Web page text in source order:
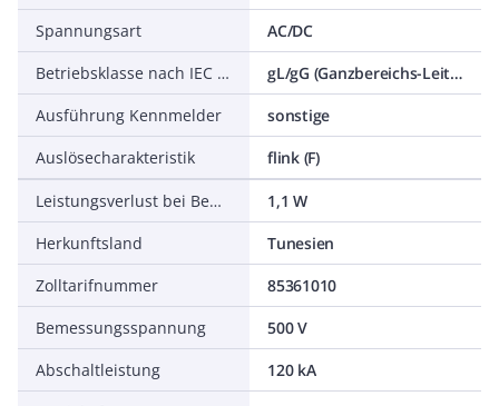
Spannungsart
AC/DC
Betriebsklasse nach IEC 60269
gL/gG (Ganzbereichs-Leitungsschutz/Ganzbereichs-Gerätesch.)
Ausführung Kennmelder
sonstige
Auslösecharakteristik
flink (F)
Leistungsverlust bei Bemessungsstrom
1,1 W
Herkunftsland
Tunesien
Zolltarifnummer
85361010
Bemessungsspannung
500 V
Abschaltleistung
120 kA